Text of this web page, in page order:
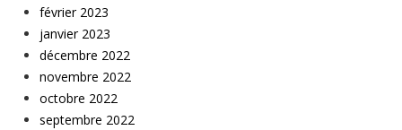
février 2023
janvier 2023
décembre 2022
novembre 2022
octobre 2022
septembre 2022